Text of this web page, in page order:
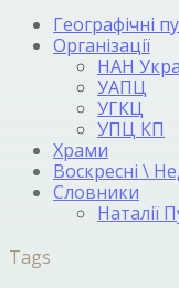
Географічні
Організації
НАН
УАПЦ
УГКЦ
УПЦ КП
Храми
Воскресні \
Словники
Наталії
Tags